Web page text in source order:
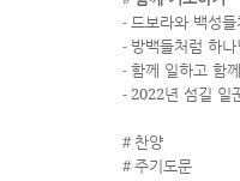
- 드보라와 백성
- 방백들처럼 하
- 함께 일하고 함
- 2022년 섬길 일
# 찬양
# 주기도문